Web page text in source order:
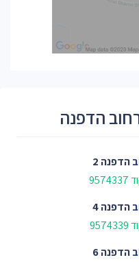
הדפנה
הדפנה 2
הדפנה 4
הדפנה 6